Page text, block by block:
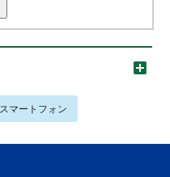
スマートフォン